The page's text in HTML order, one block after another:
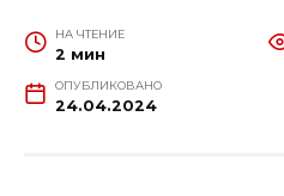
НА ЧТЕНИЕ
2 мин
ОПУБЛИКОВАНО
24.04.2024